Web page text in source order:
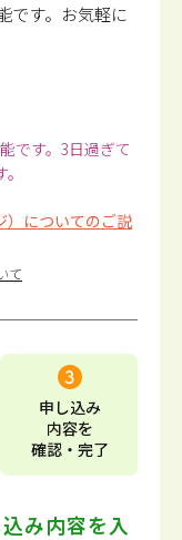
す。 お気軽に
です。3日過ぎて
）についてのご説
て
申し込み
内容を
確認・完了
み内容を入